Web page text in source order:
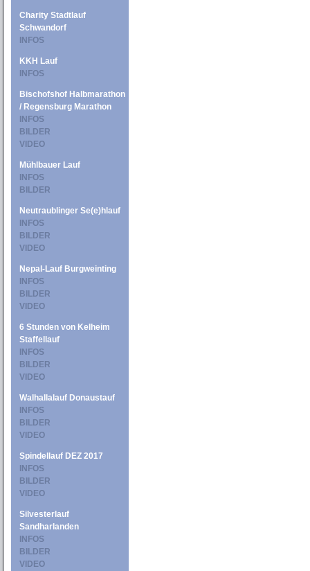
Charity Stadtlauf
Schwandorf
INFOS
KKH Lauf
INFOS
Bischofshof Halbmarathon
/ Regensburg Marathon
INFOS
BILDER
VIDEO
Mühlbauer Lauf
INFOS
BILDER
Neutraublinger Se(e)hlauf
INFOS
BILDER
VIDEO
Nepal-Lauf Burgweinting
INFOS
BILDER
VIDEO
6 Stunden von Kelheim
Staffellauf
INFOS
BILDER
VIDEO
Walhallalauf Donaustauf
INFOS
BILDER
VIDEO
Spindellauf DEZ 2017
INFOS
BILDER
VIDEO
Silvesterlauf
Sandharlanden
INFOS
BILDER
VIDEO